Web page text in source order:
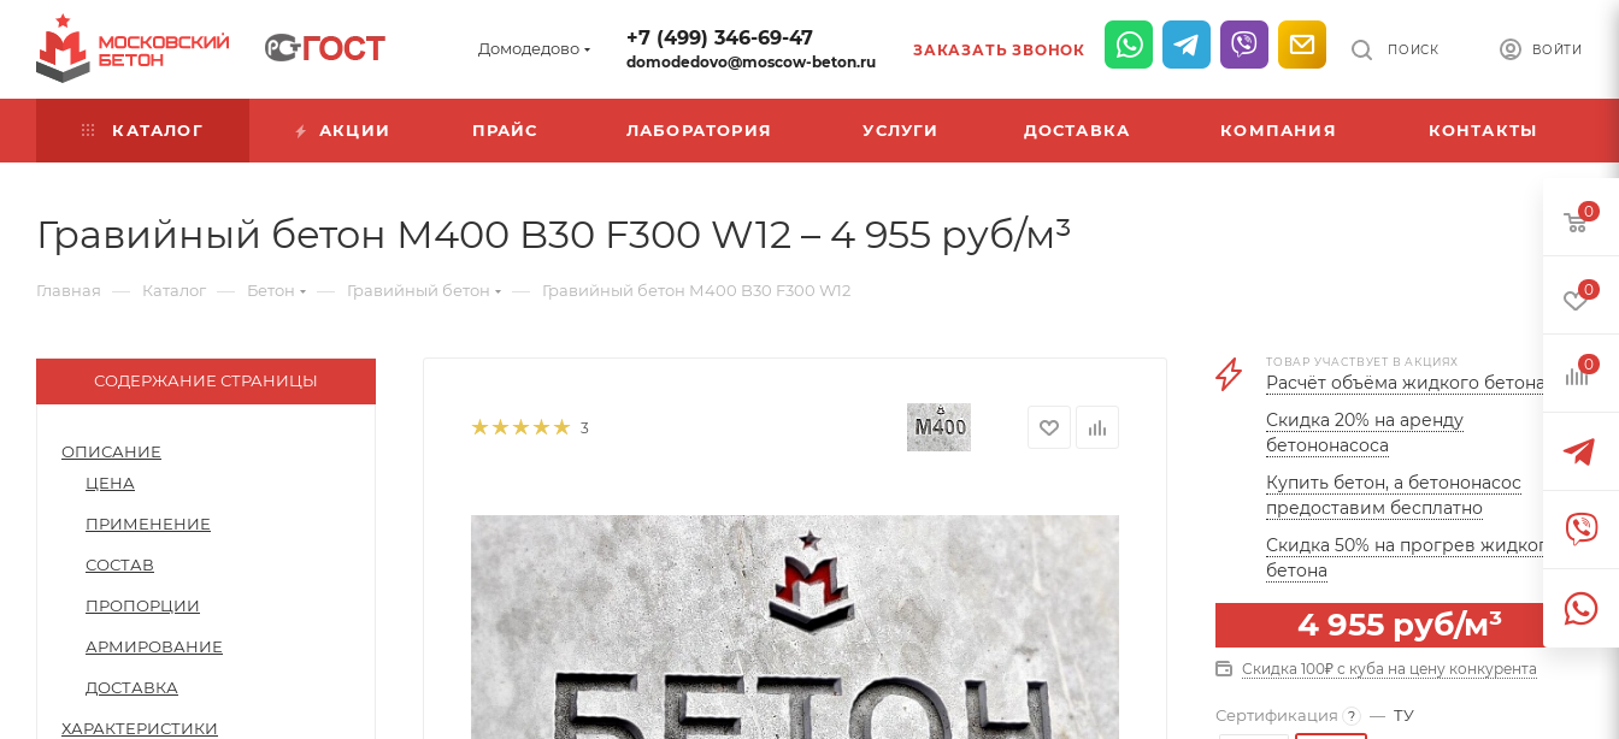
Домодедово +7 (499) 346-69-47
domodedovo@moscow-beton.ru
ЗАКАЗАТЬ ЗВОНОК ВОЙТИ
ПОИСК
КАТАЛОГ АКЦИИ ПРАЙС ЛАБОРАТОРИЯ УСЛУГИ ДОСТАВКА КОМПАНИЯ КОНТАКТЫ
Гравийный бетон М400 B30 F300 W12 – 4 955 руб/м³
Главная — Каталог — Бетон — Гравийный бетон — Гравийный бетон М400 B30 F300 W12
СОДЕРЖАНИЕ СТРАНИЦЫ
ОПИСАНИЕ
ЦЕНА
ПРИМЕНЕНИЕ
СОСТАВ
ПРОПОРЦИИ
АРМИРОВАНИЕ
ДОСТАВКА
ХАРАКТЕРИСТИКИ
3
ТОВАР УЧАСТВУЕТ В АКЦИЯХ
Расчёт объёма жидкого бетона
Скидка 20% на аренду
бетононасоса
Купить бетон, а бетононасос
предоставим бесплатно
Скидка 50% на прогрев жидкого
бетона
4 955руб/м³
Скидка 100₽ с куба на цену конкурента
Сертификация ? — ТУ
0
0
0